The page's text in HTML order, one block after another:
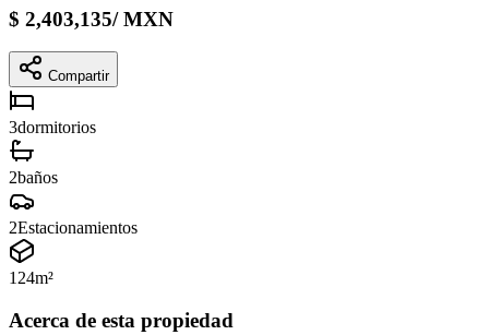
$ 2,403,135/MXN
Compartir
3dormitorios
2baños
2Estacionamientos
124m²
Acerca de esta propiedad